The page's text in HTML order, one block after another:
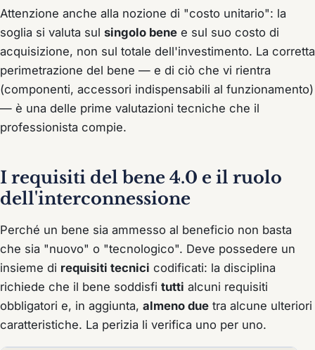
Attenzione anche alla nozione di "costo unitario": la
soglia si valuta sul singolo bene e sul suo costo di
acquisizione, non sul totale dell'investimento. La corretta
perimetrazione del bene — e di ciò che vi rientra
(componenti, accessori indispensabili al funzionamento)
— è una delle prime valutazioni tecniche che il
professionista compie.
I requisiti del bene 4.0 e il ruolo
dell'interconnessione
Perché un bene sia ammesso al beneficio non basta
che sia "nuovo" o "tecnologico". Deve possedere un
insieme di requisiti tecnici codificati: la disciplina
richiede che il bene soddisfi tutti alcuni requisiti
obbligatori e, in aggiunta, almeno due tra alcune ulteriori
caratteristiche. La perizia li verifica uno per uno.